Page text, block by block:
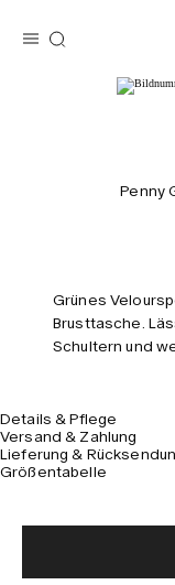
Penny
Grünes
Brusttasche.
Schultern und
Details & Pflege
Versand & Zahlung
Lieferung &
Größentabelle